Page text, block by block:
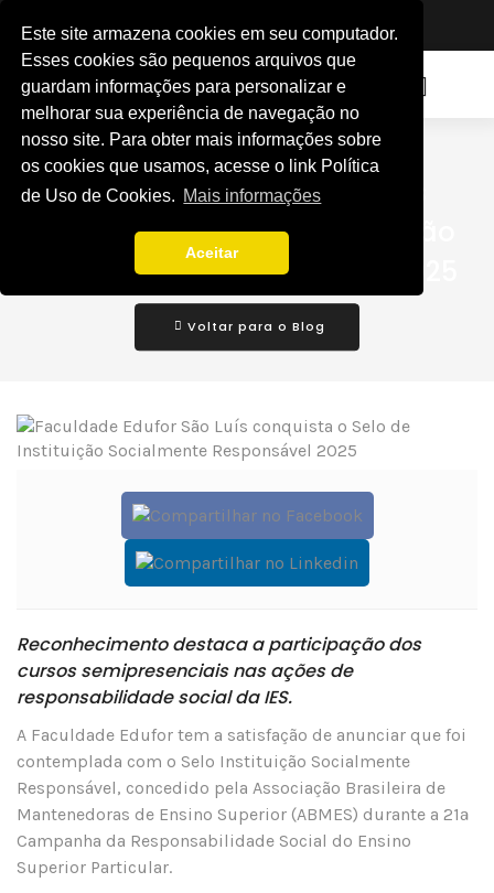
Este site armazena cookies em seu computador.
Esses cookies são pequenos arquivos que
guardam informações para personalizar e
melhorar sua experiência de navegação no
nosso site. Para obter mais informações sobre
os cookies que usamos, acesse o link Política
de Uso de Cookies. Mais informações
Aceitar
Bem-vindo à unidade São Luis, Visitante.
- Blog -
Faculdade Edufor São Luís
conquista o Selo de Instituição
Socialmente Responsável 2025
Voltar para o Blog
Reconhecimento destaca a participação dos
cursos semipresenciais nas ações de
responsabilidade social da IES.
A Faculdade Edufor tem a satisfação de anunciar que foi
contemplada com o Selo Instituição Socialmente
Responsável, concedido pela Associação Brasileira de
Mantenedoras de Ensino Superior (ABMES) durante a 21ª
Campanha da Responsabilidade Social do Ensino
Superior Particular.